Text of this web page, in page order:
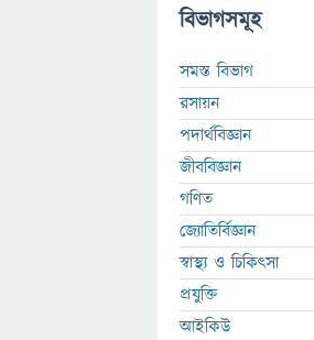
বিভাগসমূহ
সমস্ত বিভাগ
রসায়ন
পদার্থবিজ্ঞান
জীববিজ্ঞান
গণিত
জ্যোতির্বিজ্ঞান
স্বাস্থ্য ও চিকিৎসা
প্রযুক্তি
আইকিউ